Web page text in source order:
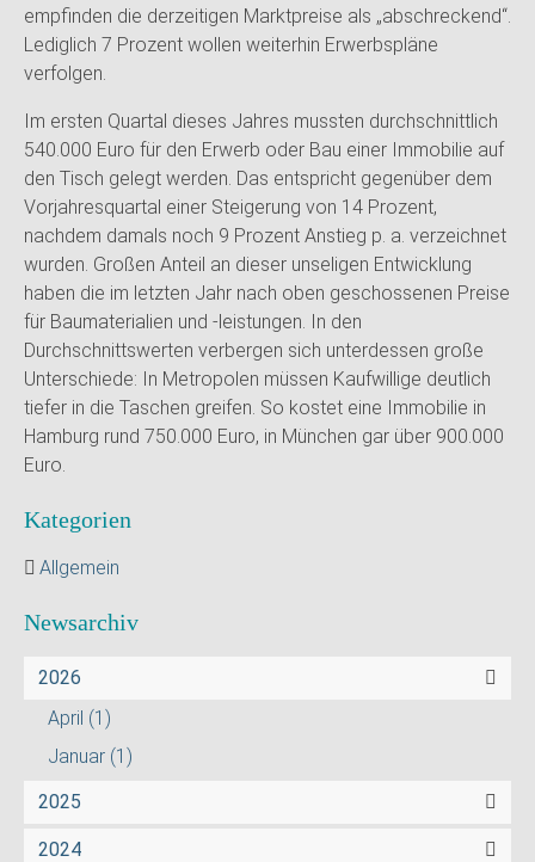
empfinden die derzeitigen Marktpreise als „abschreckend“.
Lediglich 7 Prozent wollen weiterhin Erwerbspläne
verfolgen.
Im ersten Quartal dieses Jahres mussten durchschnittlich
540.000 Euro für den Erwerb oder Bau einer Immobilie auf
den Tisch gelegt werden. Das entspricht gegenüber dem
Vorjahresquartal einer Steigerung von 14 Prozent,
nachdem damals noch 9 Prozent Anstieg p. a. verzeichnet
wurden. Großen Anteil an dieser unseligen Entwicklung
haben die im letzten Jahr nach oben geschossenen Preise
für Baumaterialien und -leistungen. In den
Durchschnittswerten verbergen sich unterdessen große
Unterschiede: In Metropolen müssen Kaufwillige deutlich
tiefer in die Taschen greifen. So kostet eine Immobilie in
Hamburg rund 750.000 Euro, in München gar über 900.000
Euro.
Kategorien
Allgemein
Newsarchiv
2026
April (1)
Januar (1)
2025
2024